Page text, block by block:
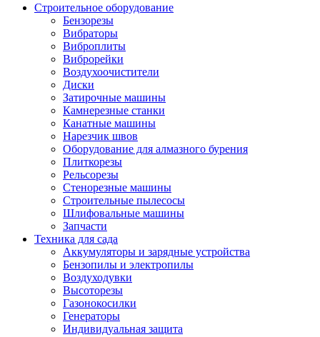
Строительное оборудование
Бензорезы
Вибраторы
Виброплиты
Виброрейки
Воздухоочистители
Диски
Затирочные машины
Камнерезные станки
Канатные машины
Нарезчик швов
Оборудование для алмазного бурения
Плиткорезы
Рельсорезы
Стенорезные машины
Строительные пылесосы
Шлифовальные машины
Запчасти
Техника для сада
Аккумуляторы и зарядные устройства
Бензопилы и электропилы
Воздуходувки
Высоторезы
Газонокосилки
Генераторы
Индивидуальная защита